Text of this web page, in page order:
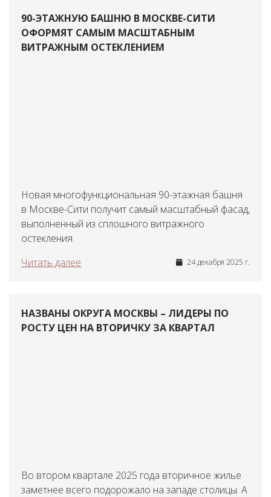
90-ЭТАЖНУЮ БАШНЮ В МОСКВЕ-СИТИ
ОФОРМЯТ САМЫМ МАСШТАБНЫМ
ВИТРАЖНЫМ ОСТЕКЛЕНИЕМ
Новая многофункциональная 90-этажная башня
в Москве-Сити получит самый масштабный фасад,
выполненный из сплошного витражного
остекления.
Читать далее
24 декабря 2025 г.
НАЗВАНЫ ОКРУГА МОСКВЫ – ЛИДЕРЫ ПО
РОСТУ ЦЕН НА ВТОРИЧКУ ЗА КВАРТАЛ
Во втором квартале 2025 года вторичное жилье
заметнее всего подорожало на западе столицы. А